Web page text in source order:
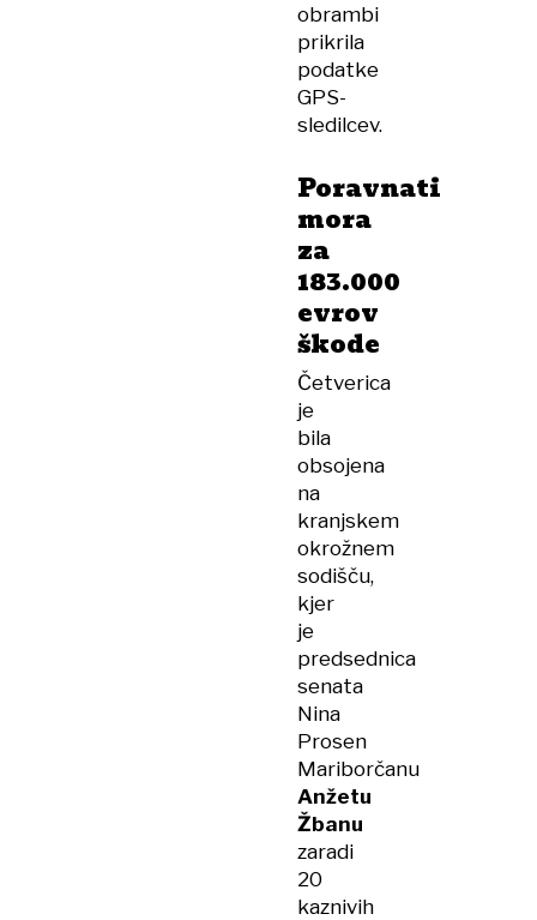
obrambi
prikrila
podatke
GPS-
sledilcev.
Poravnati
mora
za
183.000
evrov
škode
Četverica
je
bila
obsojena
na
kranjskem
okrožnem
sodišču,
kjer
je
predsednica
senata
Nina
Prosen
Mariborčanu
Anžetu
Žbanu
zaradi
20
kaznivih